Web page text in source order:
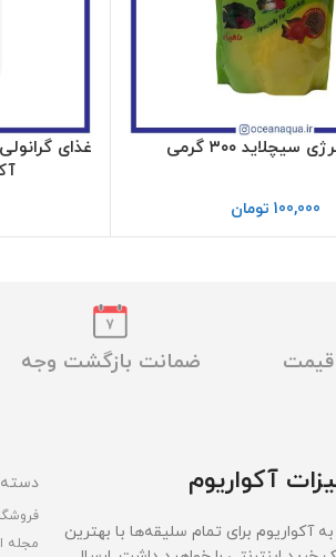
سیچلاید ۳۰۰ گرمی
100,000 تومان
غذای
قیمت ضمانت بازگشت وجه
آکواریوم
آکواریوم برای تمام سلیقه‌ها با بهترین
مجله